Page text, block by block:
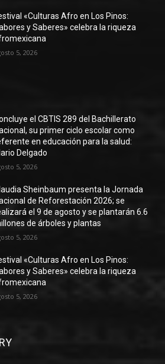
«Culturas Afro en Los Pinos:
y Saberes» celebra la riqueza
5, 2026
el CBTIS 289 del Bachillerato
su primer ciclo escolar como
en educación para la salud:
Delgado
5, 2026
Sheinbaum presenta la Jornada
de Reforestación 2026; se
el 9 de agosto y se plantarán 6.6
de árboles y plantas
5, 2026
«Culturas Afro en Los Pinos:
y Saberes» celebra la riqueza
5, 2026